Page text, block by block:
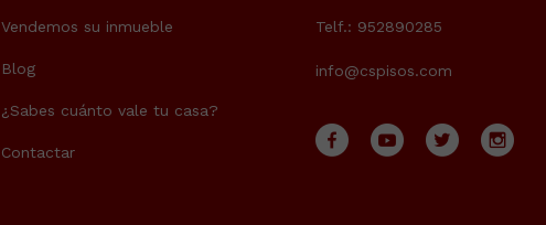
Vendemos su inmueble
Blog
¿Sabes cuánto vale tu casa?
Contactar
Telf.: 952890285
info@cspisos.com